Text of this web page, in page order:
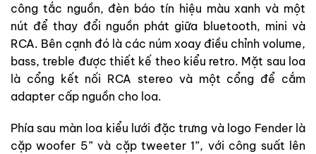
công tắc nguồn, đèn báo tín hiệu màu xanh và một
nút để thay đổi nguồn phát giữa bluetooth, mini và
RCA. Bên cạnh đó là các núm xoay điều chỉnh volume,
bass, treble được thiết kế theo kiểu retro. Mặt sau loa
là cổng kết nối RCA stereo và một cổng để cắm
adapter cấp nguồn cho loa.
Phía sau màn loa kiểu lưới đặc trưng và logo Fender là
cặp woofer 5” và cặp tweeter 1”, với công suất lên